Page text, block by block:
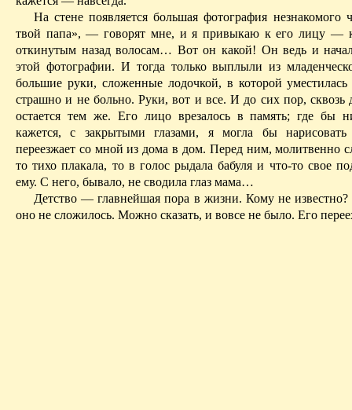
На стене появляется большая фотография незнакомого
твой папа», — говорят мне, и я привыкаю к его лицу — к
откинутым назад волосам… Вот он какой! Он ведь и
этой фотографии. И тогда только выплыли из
большие руки, сложенные лодочкой, в которой
страшно и не больно. Руки, вот и все. И до сих пор, сквозь
остается тем же. Его лицо врезалось в память; где бы
кажется, с закрытыми глазами, я могла бы нарисовать
переезжает со мной из дома в дом. Перед ним, молитвенно
то тихо плакала, то в голос рыдала бабуля и что-то свое
ему. С него, бывало, не сводила глаз мама…
Детство — главнейшая пора в жизни. Кому не известно?
оно не сложилось. Можно сказать, и вовсе не было. Его